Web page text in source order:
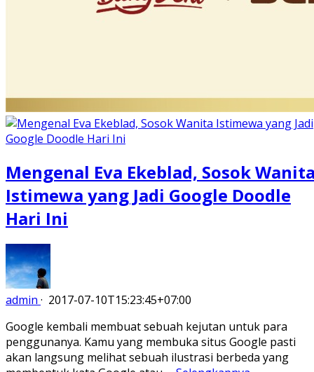
Mengenal Eva Ekeblad, Sosok
Istimewa yang Jadi Google Doodle
Hari Ini
admin · 2017-07-10T15:23:45+07:00
Google kembali membuat sebuah kejutan untuk para
penggunanya. Kamu yang membuka situs Google pasti
akan langsung melihat sebuah ilustrasi berbeda yang